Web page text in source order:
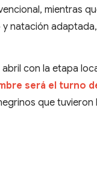
mientras
natación
con la etapa
será el turno
que